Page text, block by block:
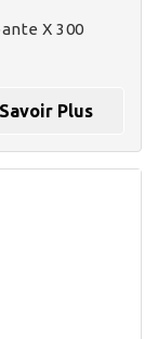
X 300
Plus